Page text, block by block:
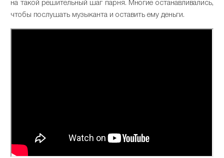
на такой решительный шаг парня. Многие останавливались,
чтобы послушать музыканта и оставить ему деньги.